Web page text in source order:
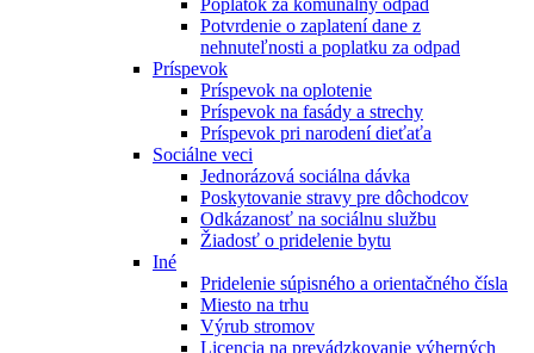
Poplatok za komunálny odpad
Potvrdenie o zaplatení dane z
nehnuteľnosti a poplatku za odpad
Príspevok
Príspevok na oplotenie
Príspevok na fasády a strechy
Príspevok pri narodení dieťaťa
Sociálne veci
Jednorázová sociálna dávka
Poskytovanie stravy pre dôchodcov
Odkázanosť na sociálnu službu
Žiadosť o pridelenie bytu
Iné
Pridelenie súpisného a orientačného čísla
Miesto na trhu
Výrub stromov
Licencia na prevádzkovanie výherných